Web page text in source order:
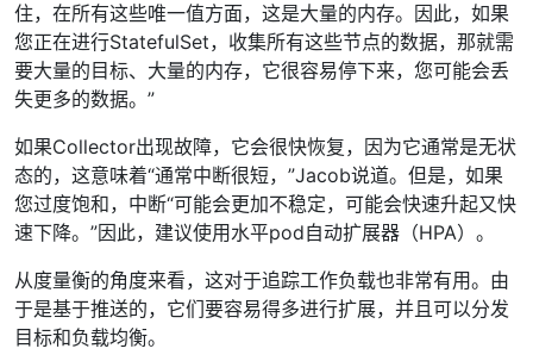
住，在所有这些唯一值方面，这是大量的内存。因此，如果
您正在进行StatefulSet，收集所有这些节点的数据，那就需
要大量的目标、大量的内存，它很容易停下来，您可能会丢
失更多的数据。”
如果Collector出现故障，它会很快恢复，因为它通常是无状
态的，这意味着“通常中断很短，”Jacob说道。但是，如果
您过度饱和，中断“可能会更加不稳定，可能会快速升起又快
速下降。”因此，建议使用水平pod自动扩展器（HPA）。
从度量衡的角度来看，这对于追踪工作负载也非常有用。由
于是基于推送的，它们要容易得多进行扩展，并且可以分发
目标和负载均衡。